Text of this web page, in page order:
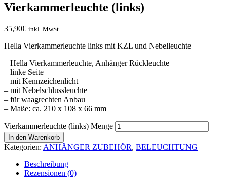
Vierkammerleuchte (links)
35,90€ inkl. MwSt.
Hella Vierkammerleuchte links mit KZL und Nebelleuchte
– Hella Vierkammerleuchte, Anhänger Rückleuchte
– linke Seite
– mit Kennzeichenlicht
– mit Nebelschlussleuchte
– für waagrechten Anbau
– Maße: ca. 210 x 108 x 66 mm
Vierkammerleuchte (links) Menge
In den Warenkorb
Kategorien: ANHÄNGER ZUBEHÖR, BELEUCHTUNG
Beschreibung
Rezensionen (0)